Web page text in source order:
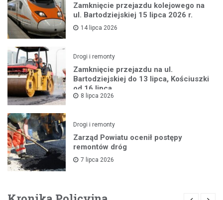
Zamknięcie przejazdu kolejowego na
ul. Bartodziejskiej 15 lipca 2026 r.
14 lipca 2026
Drogi i remonty
Zamknięcie przejazdu na ul.
Bartodziejskiej do 13 lipca, Kościuszki
od 16 lipca
8 lipca 2026
Drogi i remonty
Zarząd Powiatu ocenił postępy
remontów dróg
7 lipca 2026